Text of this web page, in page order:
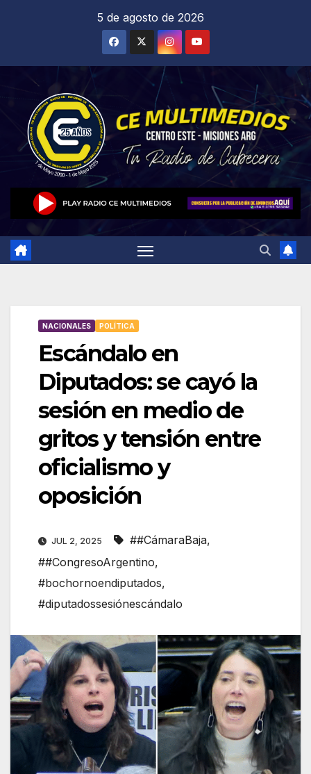
5 de agosto de 2026
NACIONALES POLÍTICA
Escándalo en
Diputados: se cayó la
sesión en medio de
gritos y tensión entre
oficialismo y
oposición
JUL 2, 2025 ##CámaraBaja,
##CongresoArgentino,
#bochornoendiputados,
#diputadossesiónescándalo